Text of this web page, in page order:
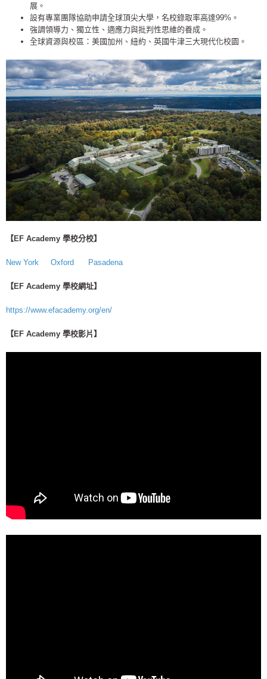
展。
設有專業團隊協助申請全球頂尖大學，名校錄取率高達99%。
強調領導力、獨立性、適應力與批判性思維的養成。
全球資源與校區：美國加州、紐約、英國牛津三大現代化校園。
【EF Academy 學校分校】
New York Oxford Pasadena
【EF Academy 學校網址】
https://www.efacademy.org/en/
【EF Academy 學校影片】